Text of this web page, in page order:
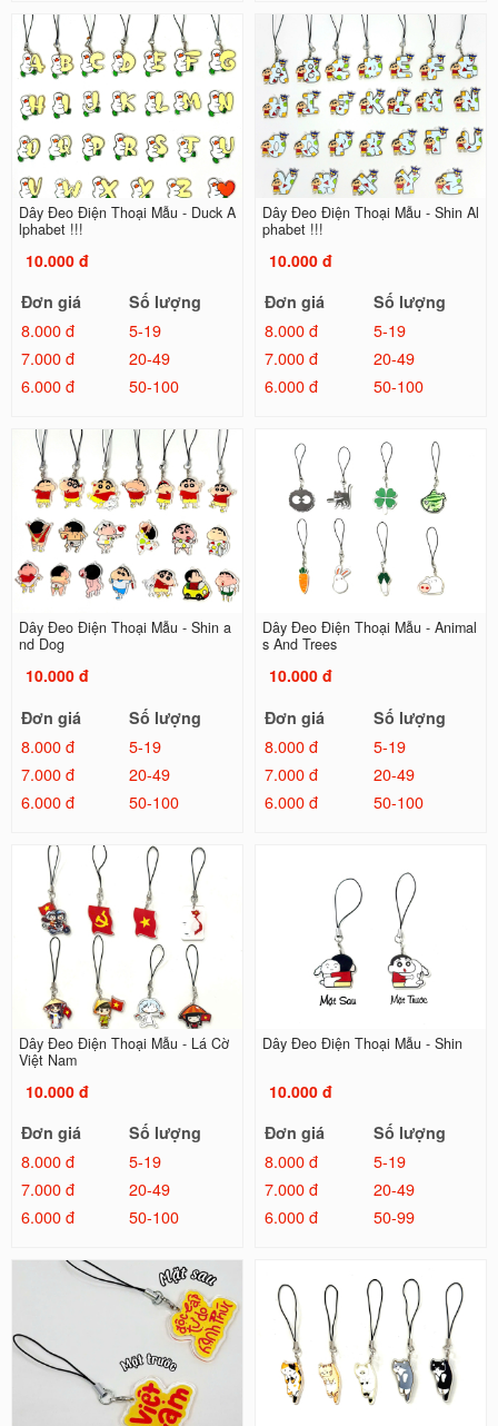
Dây Đeo Điện Thoại Mẫu - Duck A
lphabet !!!
10.000 đ
Đơn giá
Số lượng
8.000 đ
5-19
7.000 đ
20-49
6.000 đ
50-100
Dây Đeo Điện Thoại Mẫu - Shin Al
phabet !!!
10.000 đ
Đơn giá
Số lượng
8.000 đ
5-19
7.000 đ
20-49
6.000 đ
50-100
Dây Đeo Điện Thoại Mẫu - Shin a
nd Dog
10.000 đ
Đơn giá
Số lượng
8.000 đ
5-19
7.000 đ
20-49
6.000 đ
50-100
Dây Đeo Điện Thoại Mẫu - Animal
s And Trees
10.000 đ
Đơn giá
Số lượng
8.000 đ
5-19
7.000 đ
20-49
6.000 đ
50-100
Dây Đeo Điện Thoại Mẫu - Lá Cờ
Việt Nam
10.000 đ
Đơn giá
Số lượng
8.000 đ
5-19
7.000 đ
20-49
6.000 đ
50-100
Dây Đeo Điện Thoại Mẫu - Shin
10.000 đ
Đơn giá
Số lượng
8.000 đ
5-19
7.000 đ
20-49
6.000 đ
50-99